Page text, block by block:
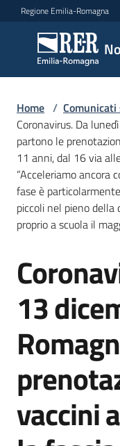
Vai al contenuto
Vai alla navigazione
Vai al footer
Regione Emilia-Romagna
Notizie
Comunicati
stampa
Menu selezionato
Cerca
un
comunicato
Risorse
Agenzia
di
informazione
e
comunicazione
Home /
Coronavirus. Da
partono le
11 anni, dal 16 via
“Acceleriamo ancora
fase è
piccoli nel pieno
proprio a scuola il
Salta al contenuto
13
vaccini